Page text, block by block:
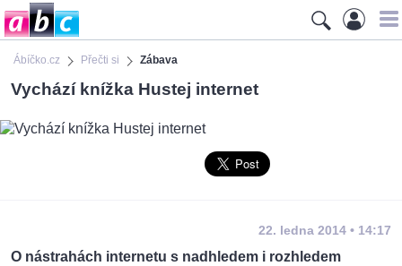
Ábíčko.cz Přečti si Zábava
Vychází knížka Hustej internet
22. ledna 2014 • 14:17
O nástrahách internetu s nadhledem i rozhledem